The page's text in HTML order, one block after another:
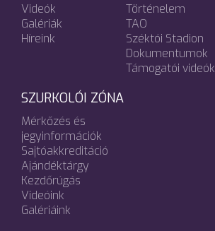
Videók
Galériák
Híreink
Történelem
TAO
Széktói Stadion
Dokumentumok
Támogatói videók
SZURKOLÓI ZÓNA
Mérkőzés és
jegyinformációk
Sajtóakkreditáció
Ajándéktárgy
Kezdőrúgás
Videóink
Galériáink